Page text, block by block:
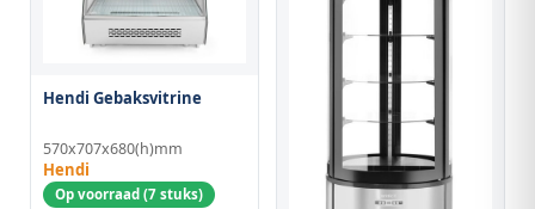
Hendi Gebaksvitrine
570x707x680(h)mm
Hendi
Op voorraad (7 stuks)